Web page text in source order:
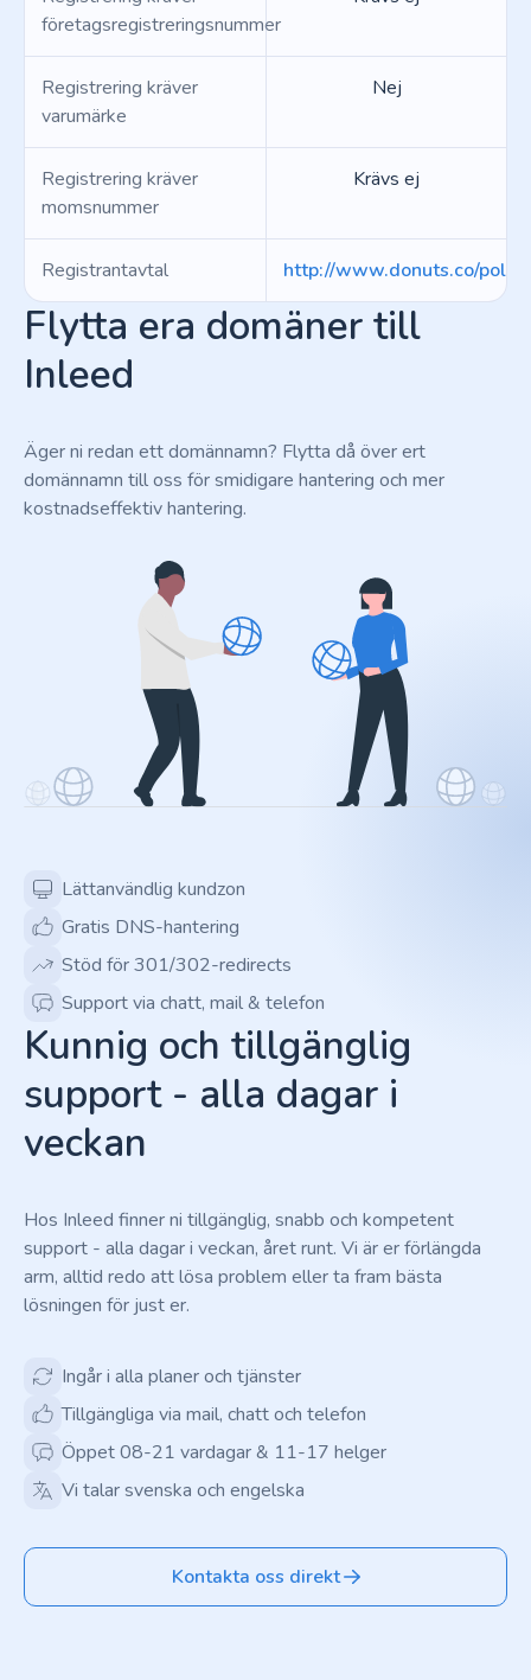
företagsregistreringsnummer
Registrering kräver
varumärke
Nej
Registrering kräver
momsnummer
Krävs ej
Registrantavtal http://www.donuts.co/
Flytta era domäner till
Inleed
Äger ni redan ett domännamn? Flytta då över ert
domännamn till oss för smidigare hantering och mer
kostnadseffektiv hantering.
Lättanvändlig kundzon
Gratis DNS-hantering
Stöd för 301/302-redirects
Support via chatt, mail & telefon
Kunnig och tillgänglig
support - alla dagar i
veckan
Hos Inleed finner ni tillgänglig, snabb och kompetent
support - alla dagar i veckan, året runt. Vi är er förlängda
arm, alltid redo att lösa problem eller ta fram bästa
lösningen för just er.
Ingår i alla planer och tjänster
Tillgängliga via mail, chatt och telefon
Öppet 08-21 vardagar & 11-17 helger
Vi talar svenska och engelska
Kontakta oss direkt